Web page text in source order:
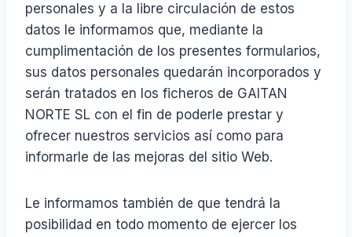
personales y a la libre circulación de estos
datos le informamos que, mediante la
cumplimentación de los presentes formularios,
sus datos personales quedarán incorporados y
serán tratados en los ficheros de GAITAN
NORTE SL con el fin de poderle prestar y
ofrecer nuestros servicios así como para
informarle de las mejoras del sitio Web.
Le informamos también de que tendrá la
posibilidad en todo momento de ejercer los